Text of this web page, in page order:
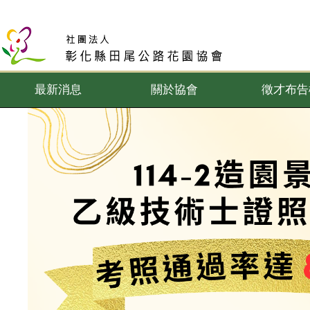
最新消息 關於協會 徵才布